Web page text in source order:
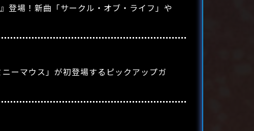
登場！新曲「サークル・オブ・ライフ」や
ーマウス」が初登場するピックアップガ